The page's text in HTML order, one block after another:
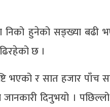
निको हुनेको सङ्ख्या बढी
छ ।
भएको र सात हजार
जानकारी दिनुभयो ।